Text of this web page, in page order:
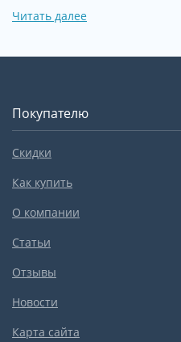
Читать далее
Покупателю
Скидки
Как купить
О компании
Статьи
Отзывы
Новости
Карта сайта